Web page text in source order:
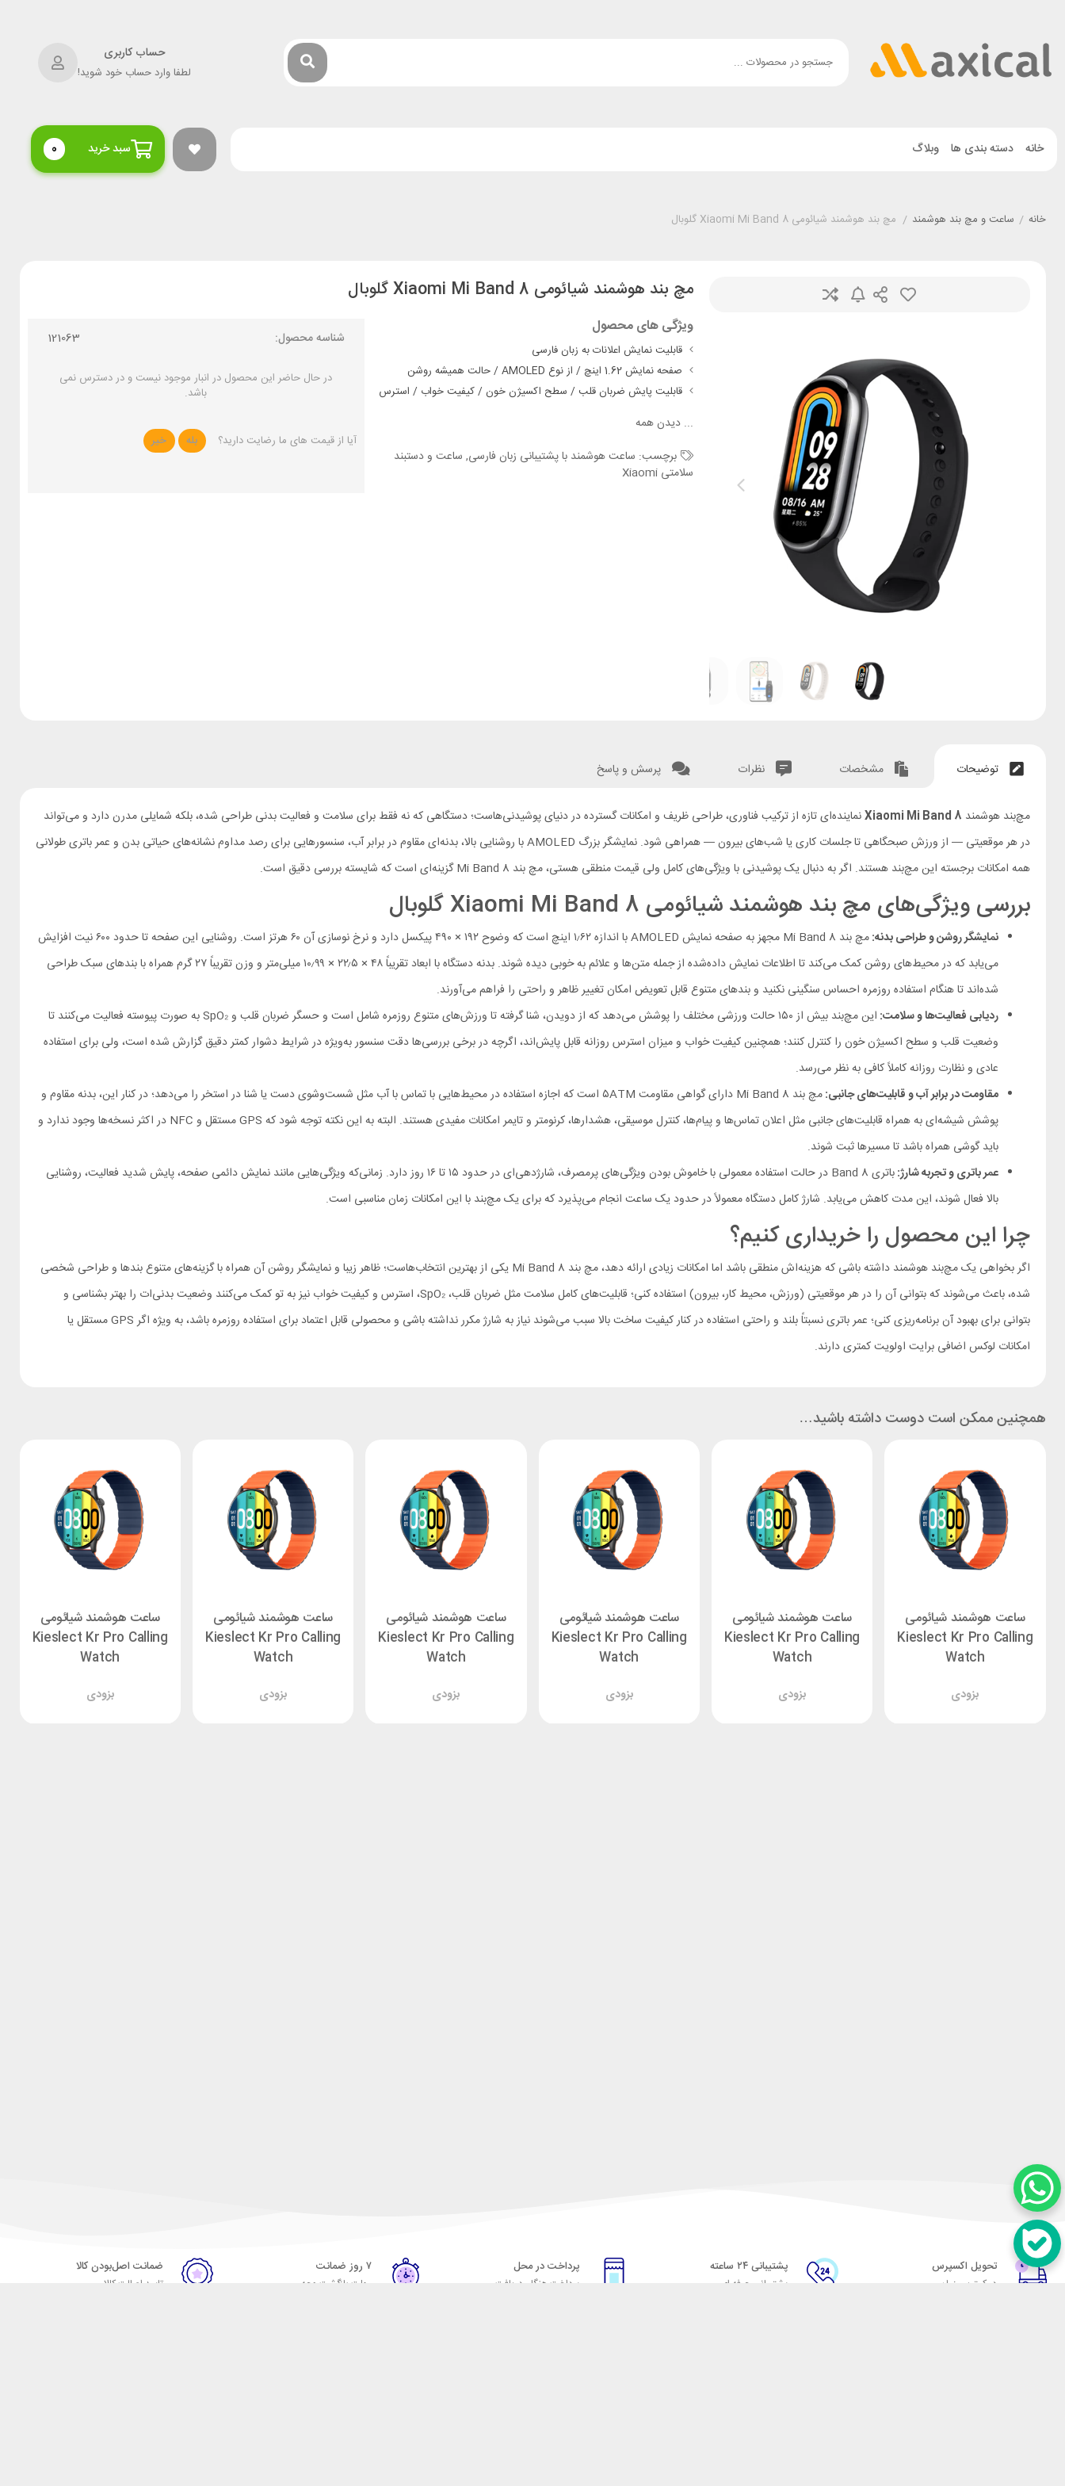
حساب کاربری
لطفا وارد حساب خود شوید!
خانه دسته بندی ها وبلاگ سبد خرید 0
خانه / ساعت و مچ بند هوشمند / مچ بند هوشمند شیائومی Xiaomi Mi Band 8 گلوبال
مچ بند هوشمند شیائومی Xiaomi Mi Band 8 گلوبال
ویژگی های محصول
قابلیت نمایش اعلانات به زبان فارسی
صفحه نمایش 1.62 اینچ / از نوع AMOLED / حالت همیشه روشن
قابلیت پایش ضربان قلب / سطح اکسیژن خون / کیفیت خواب / استرس
...دیدن همه
برچسب: ساعت هوشمند با پشتیبانی زبان فارسی, ساعت و دستبند
سلامتی Xiaomi
شناسه محصول: 121063
در حال حاضر این محصول در انبار موجود نیست و در دسترس نمی
باشد.
آیا از قیمت های ما رضایت دارید؟ بله خیر
توضیحات مشخصات نظرات پرسش و پاسخ
مچ‌بند هوشمند Xiaomi Mi Band 8نماینده‌ای تازه از ترکیب فناوری، طراحی ظریف و امکانات گسترده در دنیای پوشیدنی‌هاست؛ دستگاهی که نه فقط برای سلامت و فعالیت بدنی طراحی شده، بلکه شمایلی مدرن دارد و می‌تواند
در هر موقعیتی — از ورزش صبحگاهی تا جلسات کاری یا شب‌های بیرون — همراهی شود. نمایشگر بزرگ AMOLED با روشنایی بالا، بدنه‌ای مقاوم در برابر آب، سنسورهایی برای رصد مداوم نشانه‌های حیاتی بدن و عمر باتری طولانی
همه امکانات برجسته این مچ‌بند هستند. اگر به دنبال یک پوشیدنی با ویژگی‌های کامل ولی قیمت منطقی هستی، مچ بند Mi Band 8 گزینه‌ای است که شایسته بررسی دقیق است.
بررسی ویژگی‌های مچ بند هوشمند شیائومی Xiaomi Mi Band 8 گلوبال
نمایشگر روشن و طراحی بدنه:
مچ بند Mi Band 8 مجهز به صفحه نمایش AMOLED با اندازه ۱٫۶۲ اینچ است که وضوح ۱۹۲ × ۴۹۰ پیکسل دارد و نرخ نوسازی آن ۶۰ هرتز است. روشنایی این صفحه تا حدود ۶۰۰ نیت افزایش
می‌یابد که در محیط‌های روشن کمک می‌کند تا اطلاعات نمایش داده‌شده از جمله متن‌ها و علائم به خوبی دیده شوند. بدنه دستگاه با ابعاد تقریباً ۴۸ × ۲۲٫۵ × ۱۰٫۹۹ میلی‌متر و وزن تقریباً ۲۷ گرم همراه با بندهای سبک طراحی
شده‌اند تا هنگام استفاده روزمره احساس سنگینی نکنید و بندهای متنوع قابل تعویض امکان تغییر ظاهر و راحتی را فراهم می‌آورند.
ردیابی فعالیت‌ها و سلامت:
این مچ‌بند بیش از ۱۵۰ حالت ورزشی مختلف را پوشش می‌دهد که از دویدن، شنا گرفته تا ورزش‌های متنوع روزمره شامل است و حسگر ضربان قلب و SpO₂ به صورت پیوسته فعالیت می‌کنند تا
وضعیت قلب و سطح اکسیژن خون را کنترل کنند؛ همچنین کیفیت خواب و میزان استرس روزانه قابل پایش‌اند، اگرچه در برخی بررسی‌ها دقت سنسور به‌ویژه در شرایط دشوار کمتر دقیق گزارش شده است، ولی برای استفاده
عادی و نظارت روزانه کاملاً کافی به نظر می‌رسد.
مقاومت در برابر آب و قابلیت‌های جانبی:
مچ بند Mi Band 8 دارای گواهی مقاومت ۵ATM است که اجازه استفاده در محیط‌هایی با تماس با آب مثل شست‌وشوی دست یا شنا در استخر را می‌دهد؛ در کنار این، بدنه مقاوم و
پوشش شیشه‌ای به همراه قابلیت‌های جانبی مثل اعلان تماس‌ها و پیام‌ها، کنترل موسیقی، هشدارها، کرنومتر و تایمر امکانات مفیدی هستند. البته به این نکته توجه شود که GPS مستقل و NFC در اکثر نسخه‌ها وجود ندارد و
باید گوشی همراه باشد تا مسیرها ثبت شوند.
عمر باتری و تجربه شارژ:
باتری Band 8 در حالت استفاده معمولی با خاموش بودن ویژگی‌های پرمصرف، شارژدهی‌ای در حدود ۱۵ تا ۱۶ روز دارد. زمانی‌که ویژگی‌هایی مانند نمایش دائمی صفحه، پایش شدید فعالیت، روشنایی
بالا فعال شوند، این مدت کاهش می‌یابد. شارژ کامل دستگاه معمولاً در حدود یک ساعت انجام می‌پذیرد که برای یک مچ‌بند با این امکانات زمان مناسبی است.
چرا این محصول را خریداری کنیم؟
اگر بخواهی یک مچ‌بند هوشمند داشته باشی که هزینه‌اش منطقی باشد اما امکانات زیادی ارائه دهد، مچ بند Mi Band 8 یکی از بهترین انتخاب‌هاست؛ ظاهر زیبا و نمایشگر روشن آن همراه با گزینه‌های متنوع بندها و طراحی شخصی
شده، باعث می‌شوند که بتوانی آن را در هر موقعیتی (ورزش، محیط کار، بیرون) استفاده کنی؛ قابلیت‌های کامل سلامت مثل ضربان قلب، SpO₂، استرس و کیفیت خواب نیز به تو کمک می‌کنند وضعیت بدنی‌ات را بهتر بشناسی و
بتوانی برای بهبود آن برنامه‌ریزی کنی؛ عمر باتری نسبتاً بلند و راحتی استفاده در کنار کیفیت ساخت بالا سبب می‌شوند نیاز به شارژ مکرر نداشته باشی و محصولی قابل اعتماد برای استفاده روزمره باشد، به ویژه اگر GPS مستقل یا
امکانات لوکس اضافی برایت اولویت کمتری دارند.
همچنین ممکن است دوست داشته باشید…
ساعت هوشمند شیائومی
Kieslect Kr Pro Calling
Watch
بزودی
ساعت هوشمند شیائومی
Kieslect Kr Pro Calling
Watch
بزودی
ساعت هوشمند شیائومی
Kieslect Kr Pro Calling
Watch
بزودی
ساعت هوشمند شیائومی
Kieslect Kr Pro Calling
Watch
بزودی
ساعت هوشمند شیائومی
Kieslect Kr Pro Calling
Watch
بزودی
ساعت هوشمند شیائومی
Kieslect Kr Pro Calling
Watch
بزودی
تحویل اکسپرس
در کمترین زمان
پشتیبانی ۲۴ ساعته
پشتیبانی حرفه ای
پرداخت در محل
پرداخت هنگام دریافت
۷ روز ضمانت
مهلت بازگشت وجه
ضمانت اصل‌بودن کالا
تایید اصالت کالا